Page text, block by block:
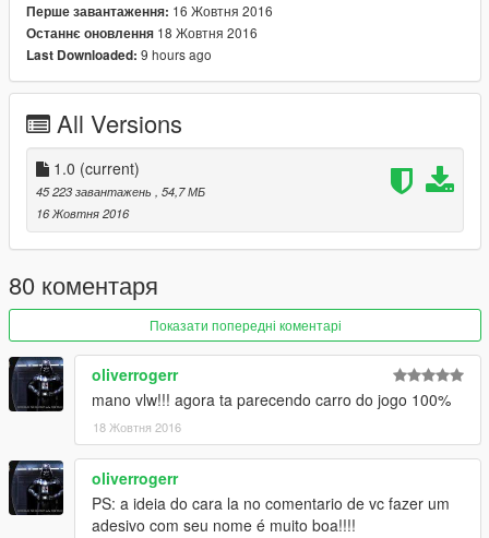
Replaces the car: Sentinel
In add-on the speedometer does not work
FIX:
LICENCE PLATE
Let's see if they will continue talking shit!
Converted & Edit By: CH4P4X
Youtube: www.youtube.com/ch4p4x
Location of the car: x64e.rpf\levels\gta5\vehicles.rpf\
IF YOU ARE RECORDING VIDEO, DON'T FORGET TO LEAVE
THE CREDITS ON DESCRIPTION THANK YOU..
(OS INVEJOSOS FICA PUTO)
==================================================
=======================
-------HOW TO INSTALL-------
Перше завантаження: 16 Жовтня 2016
Останнє оновлення 18 Жовтня 2016
Last Downloaded: 9 hours ago
All Versions
1.0 (current)
45 223 завантажень , 54,7 МБ
16 Жовтня 2016
80 коментаря
Показати попередні коментарі
oliverrogerr
mano vlw!!! agora ta parecendo carro do jogo 100%
18 Жовтня 2016
oliverrogerr
PS: a ideia do cara la no comentario de vc fazer um
adesivo com seu nome é muito boa!!!!